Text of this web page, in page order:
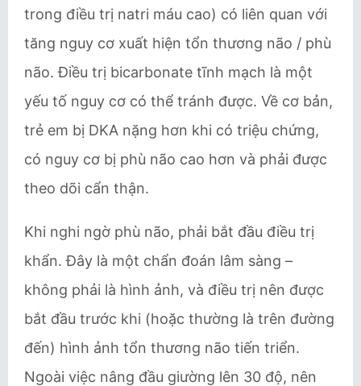
trong điều trị natri máu cao) có liên quan với
tăng nguy cơ xuất hiện tổn thương não / phù
não. Điều trị bicarbonate tĩnh mạch là một
yếu tố nguy cơ có thể tránh được. Về cơ bản,
trẻ em bị DKA nặng hơn khi có triệu chứng,
có nguy cơ bị phù não cao hơn và phải được
theo dõi cẩn thận.
Khi nghi ngờ phù não, phải bắt đầu điều trị
khẩn. Đây là một chẩn đoán lâm sàng –
không phải là hình ảnh, và điều trị nên được
bắt đầu trước khi (hoặc thường là trên đường
đến) hình ảnh tổn thương não tiến triển.
Ngoài việc nâng đầu giường lên 30 độ, nên